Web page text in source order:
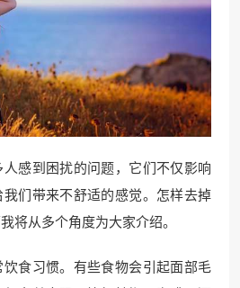
感到困扰的问题，它们不仅影响
们带来不舒适的感觉。怎样去掉
将从多个角度为大家介绍。
食习惯。有些食物会引起面部毛